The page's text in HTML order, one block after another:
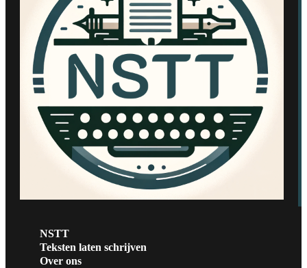
NSTT
Teksten laten schrijven
Over ons